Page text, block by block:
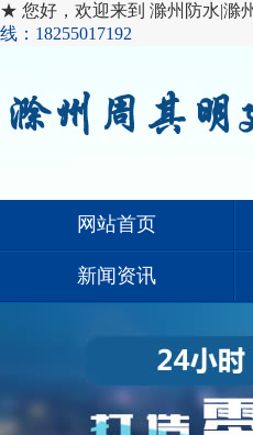
★ 您好，欢迎来到 滁州防水|滁
线：18255017192
网站首页
新闻资讯